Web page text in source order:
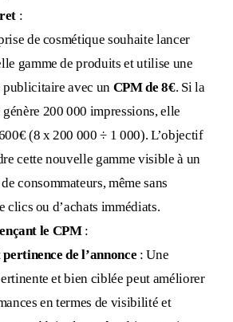
:
de cosmétique souhaite lancer
gamme de produits et utilise une
publicitaire avec un CPM de 8€. Si la
génère 200 000 impressions, elle
(8 x 200 000 ÷ 1 000). L’objectif
cette nouvelle gamme visible à un
consommateurs, même sans
clics ou d’achats immédiats.
le CPM:
de l’annonce : Une
et bien ciblée peut améliorer
en termes de visibilité et